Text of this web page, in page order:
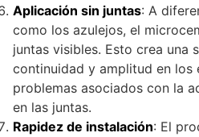
Aplicación sin juntas: A
como los azulejos, el
juntas visibles. Esto crea una
continuidad y amplitud en los
problemas asociados con la
en las juntas.
Rapidez de instalación: El